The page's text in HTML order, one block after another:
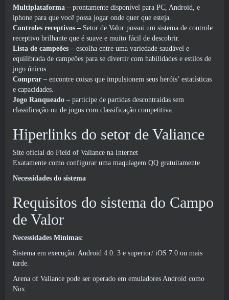
Multiplataforma – prontamente disponível para PC, Android, e
iphone para que você possa jogar onde quer que esteja.
Controles receptivos – Setor de Valor possui um sistema de controle
receptivo brilhante que é suave e muito fácil de descobrir.
Lista de campeões – escolha entre uma variedade saudável e
equilibrada de campeões para se divertir com habilidades e estilos de
jogo únicos.
Comprar – encontre coisas que impulsionem seus heróis’ estatísticas
e capacidades.
Jogo Ranqueado – participe de partidas descontraídas sem
classificação ou de jogos com classificação competitiva.
Hiperlinks do setor de Valiance
Site oficial do Field of Valiance na Internet
Exatamente como configurar uma maquiagem QQ gratuitamente
Necessidades do sistema
Requisitos do sistema do Campo
de Valor
Necessidades Mínimas:
Sistema em execução: Android 4.0. 3 e superior/ iOS 7.0 ou mais
tarde.
Arena of Valiance pode ser operado em emuladores Android como
Nox.